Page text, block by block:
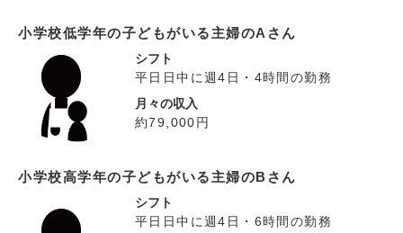
小学校低学年の子どもがいる主婦のAさん
シフト
平日日中に週4日・4時間の勤務
月々の収入
約79,000円
小学校高学年の子どもがいる主婦のBさん
シフト
平日日中に週4日・6時間の勤務